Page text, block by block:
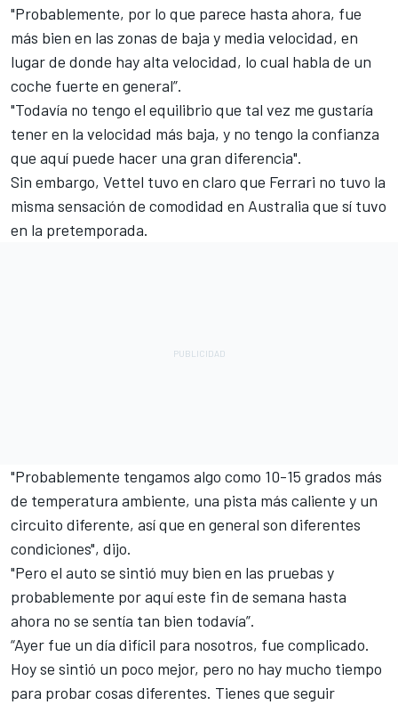
"Probablemente, por lo que parece hasta ahora, fue
más bien en las zonas de baja y media velocidad, en
lugar de donde hay alta velocidad, lo cual habla de un
coche fuerte en general”.
"Todavía no tengo el equilibrio que tal vez me gustaría
tener en la velocidad más baja, y no tengo la confianza
que aquí puede hacer una gran diferencia".
Sin embargo, Vettel tuvo en claro que Ferrari no tuvo la
misma sensación de comodidad en Australia que sí tuvo
en la pretemporada.
"Probablemente tengamos algo como 10-15 grados más
de temperatura ambiente, una pista más caliente y un
circuito diferente, así que en general son diferentes
condiciones", dijo.
"Pero el auto se sintió muy bien en las pruebas y
probablemente por aquí este fin de semana hasta
ahora no se sentía tan bien todavía”.
“Ayer fue un día difícil para nosotros, fue complicado.
Hoy se sintió un poco mejor, pero no hay mucho tiempo
para probar cosas diferentes. Tienes que seguir